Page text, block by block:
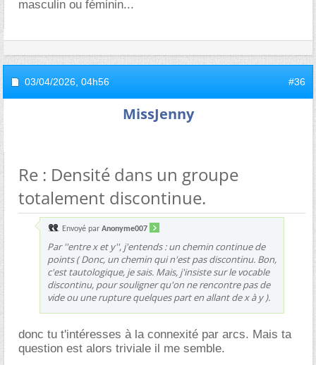
masculin ou féminin...
03/04/2026, 04h56 #36
MissJenny
Re : Densité dans un groupe
totalement discontinue.
Envoyé par Anonyme007
Par ''entre x et y'', j'entends : un chemin continue de
points ( Donc, un chemin qui n'est pas discontinu. Bon,
c'est tautologique, je sais. Mais, j'insiste sur le vocable
discontinu, pour souligner qu'on ne rencontre pas de
vide ou une rupture quelques part en allant de x à y ).
donc tu t'intéresses à la connexité par arcs. Mais ta
question est alors triviale il me semble.